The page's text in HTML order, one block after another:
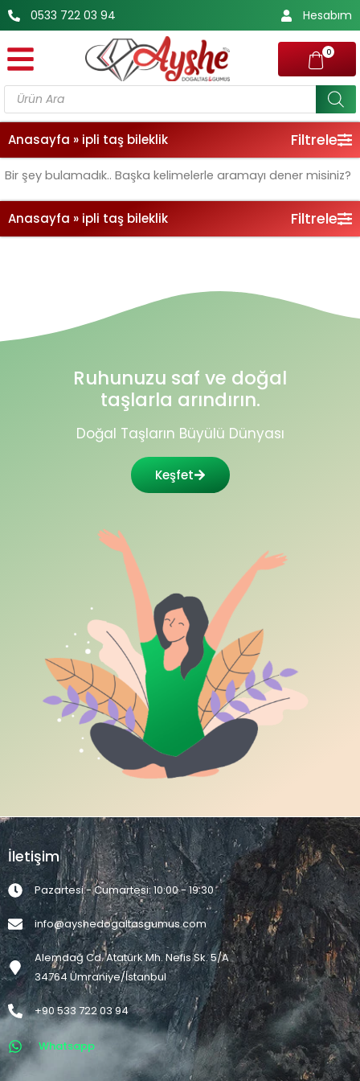
İçeriğe
atla
0533 722 03 94 Hesabım
0
Products
search
Anasayfa » ipli taş bileklik Filtrele
Bir şey bulamadık.. Başka kelimelerle aramayı dener misiniz?
Anasayfa » ipli taş bileklik Filtrele
Ruhunuzu saf ve doğal
taşlarla arındırın.
Doğal Taşların Büyülü Dünyası
Keşfet
İletişim
Pazartesi - Cumartesi: 10:00 - 19:30
info@ayshedogaltasgumus.com
Alemdağ Cd. Atatürk Mh. Nefis Sk. 5/A
34764 Ümraniye/İstanbul
+90 533 722 03 94
Whatsapp